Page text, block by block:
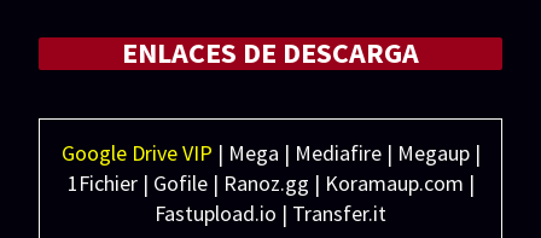
ENLACES DE DESCARGA
Google Drive VIP | Mega | Mediafire | Megaup |
1Fichier | Gofile | Ranoz.gg | Koramaup.com |
Fastupload.io | Transfer.it